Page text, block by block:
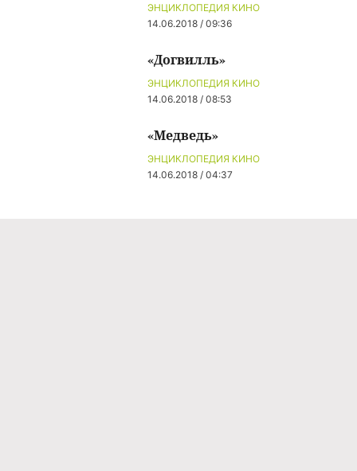
ЭНЦИКЛОПЕДИЯ КИНО
14.06.2018 / 09:36
ЭНЦИКЛОПЕДИЯ КИНО
14.06.2018 / 08:53
«Догвилль»
ЭНЦИКЛОПЕДИЯ КИНО
14.06.2018 / 04:37
«Медведь»